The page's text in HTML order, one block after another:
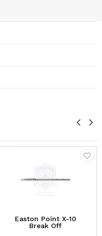
Easton Point X-10
Break Off